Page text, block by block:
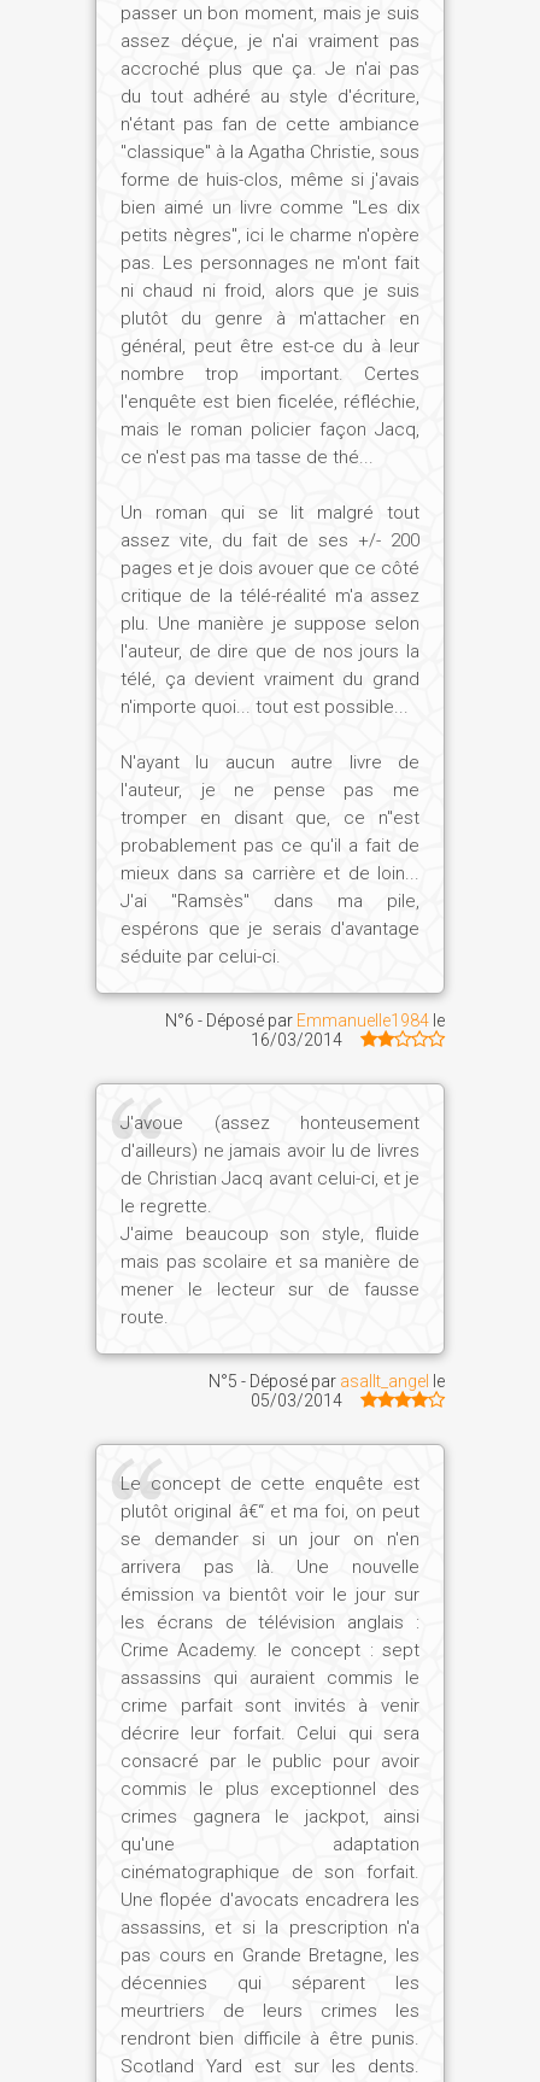
passer un bon moment, mais je suis
assez déçue, je n'ai vraiment pas
accroché plus que ça. Je n'ai pas
du tout adhéré au style d'écriture,
n'étant pas fan de cette ambiance
"classique" à la Agatha Christie, sous
forme de huis-clos, même si j'avais
bien aimé un livre comme "Les dix
petits nègres", ici le charme n'opère
pas. Les personnages ne m'ont fait
ni chaud ni froid, alors que je suis
plutôt du genre à m'attacher en
général, peut être est-ce du à leur
nombre trop important. Certes
l'enquête est bien ficelée, réfléchie,
mais le roman policier façon Jacq,
ce n'est pas ma tasse de thé...
Un roman qui se lit malgré tout
assez vite, du fait de ses +/- 200
pages et je dois avouer que ce côté
critique de la télé-réalité m'a assez
plu. Une manière je suppose selon
l'auteur, de dire que de nos jours la
télé, ça devient vraiment du grand
n'importe quoi... tout est possible...
N'ayant lu aucun autre livre de
l'auteur, je ne pense pas me
tromper en disant que, ce n''est
probablement pas ce qu'il a fait de
mieux dans sa carrière et de loin...
J'ai "Ramsès" dans ma pile,
espérons que je serais d'avantage
séduite par celui-ci.
N°6 - Déposé par Emmanuelle1984 le
16/03/2014
J'avoue (assez honteusement
d'ailleurs) ne jamais avoir lu de livres
de Christian Jacq avant celui-ci, et je
le regrette.
J'aime beaucoup son style, fluide
mais pas scolaire et sa manière de
mener le lecteur sur de fausse
route.
N°5 - Déposé par asallt_angel le
05/03/2014
Le concept de cette enquête est
plutôt original â€“ et ma foi, on peut
se demander si un jour on n'en
arrivera pas là. Une nouvelle
émission va bientôt voir le jour sur
les écrans de télévision anglais :
Crime Academy. le concept : sept
assassins qui auraient commis le
crime parfait sont invités à venir
décrire leur forfait. Celui qui sera
consacré par le public pour avoir
commis le plus exceptionnel des
crimes gagnera le jackpot, ainsi
qu'une adaptation
cinématographique de son forfait.
Une flopée d'avocats encadrera les
assassins, et si la prescription n'a
pas cours en Grande Bretagne, les
décennies qui séparent les
meurtriers de leurs crimes les
rendront bien difficile à être punis.
Scotland Yard est sur les dents.